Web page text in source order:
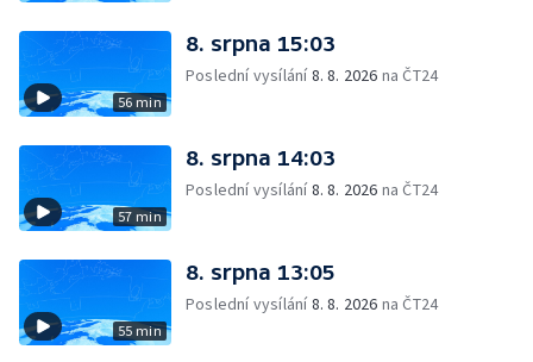
56 min
8. srpna 15:03
Poslední vysílání8. 8. 2026 na ČT24
57 min
8. srpna 14:03
Poslední vysílání8. 8. 2026 na ČT24
55 min
8. srpna 13:05
Poslední vysílání8. 8. 2026 na ČT24